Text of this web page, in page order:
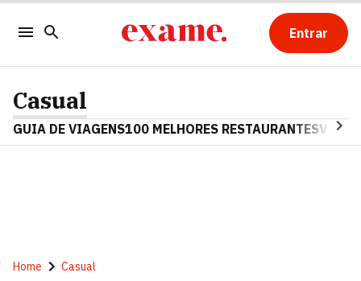
Entrar
Casual
GUIA DE VIAGENS100 MELHORES RESTAURANTES
Home Casual